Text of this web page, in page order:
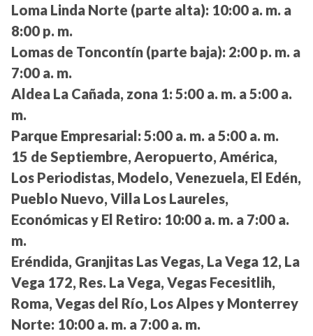
Loma Linda Norte (parte alta): 10:00 a. m. a
8:00 p. m.
Lomas de Toncontín (parte baja): 2:00 p. m. a
7:00 a. m.
Aldea La Cañada, zona 1: 5:00 a. m. a 5:00 a.
m.
Parque Empresarial: 5:00 a. m. a 5:00 a. m.
15 de Septiembre, Aeropuerto, América,
Los Periodistas, Modelo, Venezuela, El Edén,
Pueblo Nuevo, Villa Los Laureles,
Económicas y El Retiro: 10:00 a. m. a 7:00 a.
m.
Eréndida, Granjitas Las Vegas, La Vega 12, La
Vega 172, Res. La Vega, Vegas Fecesitlih,
Roma, Vegas del Río, Los Alpes y Monterrey
Norte: 10:00 a. m. a 7:00 a. m.